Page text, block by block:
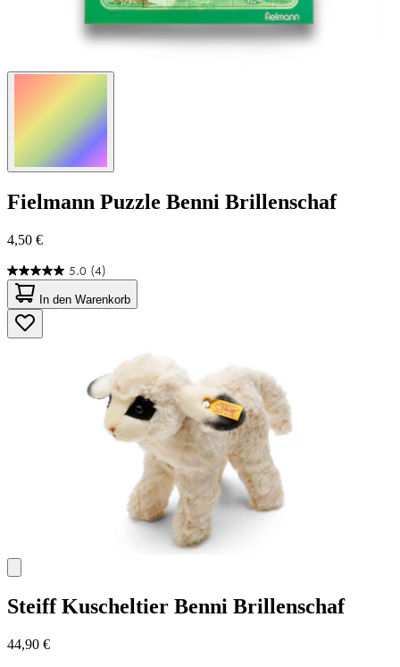
Fielmann Puzzle Benni Brillenschaf
4,50 €
5.0 (4)
5.0
von
5
Sternen.
4
In den Warenkorb
Steiff Kuscheltier Benni Brillenschaf
44,90 €